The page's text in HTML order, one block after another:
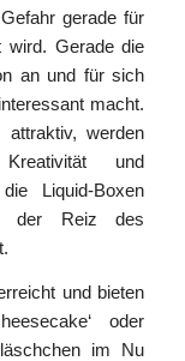
gerade für
wird. Gerade die
an und für sich
macht.
werden
und
Liquid-Boxen
der Reiz des
und bieten
oder
im Nu